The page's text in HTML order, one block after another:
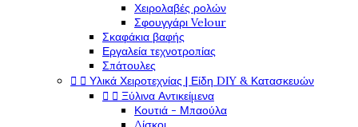
Χειρολαβές ρολών
Σφουγγάρι Velour
Σκαφάκια βαφής
Εργαλεία τεχνοτροπίας
Σπάτουλες
  Υλικά Χειροτεχνίας | Είδη DIY & Κατασκευών
  Ξύλινα Αντικείμενα
Κουτιά - Μπαούλα